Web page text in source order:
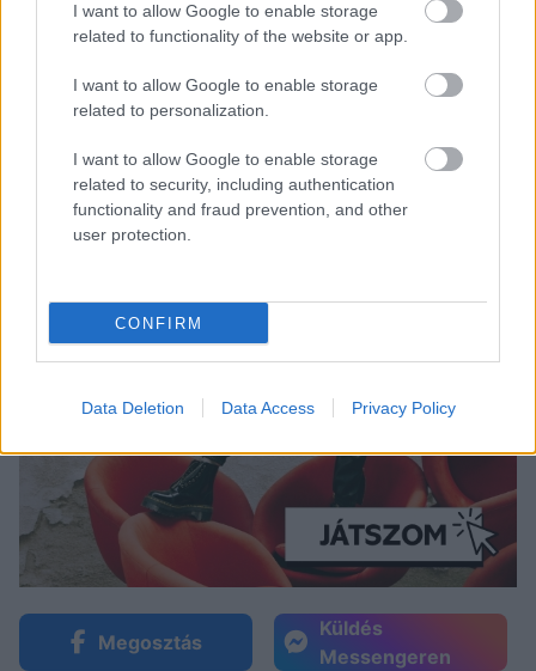
I want to allow Google to enable storage
related to functionality of the website or app.
I want to allow Google to enable storage
related to personalization.
I want to allow Google to enable storage
related to security, including authentication
functionality and fraud prevention, and other
user protection.
CONFIRM
Data Deletion Data Access Privacy Policy
Megosztás
Küldés
Messengeren